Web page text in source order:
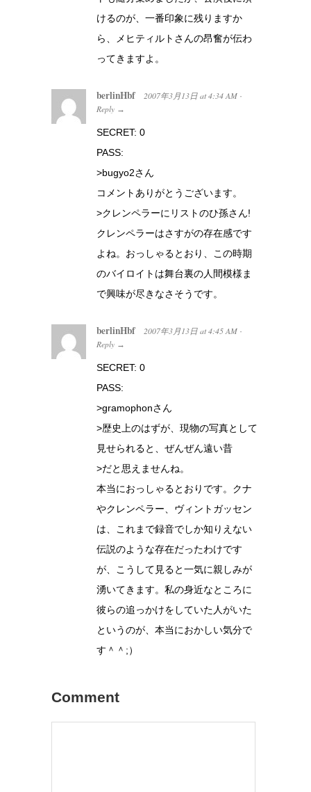
けるのが、一番印象に残りますか
ら、メヒティルトさんの昂奮が伝わ
ってきますよ。
berlinHbf 2007年3月13日 at 4:34 AM ·
Reply →
SECRET: 0
PASS:
>bugyo2さん
コメントありがとうございます。
>クレンペラーにリストのひ孫さん!
クレンペラーはさすがの存在感です
よね。おっしゃるとおり、この時期
のバイロイトは舞台裏の人間模様ま
で興味が尽きなさそうです。
berlinHbf 2007年3月13日 at 4:45 AM ·
Reply →
SECRET: 0
PASS:
>gramophonさん
>歴史上のはずが、現物の写真として
見せられると、ぜんぜん遠い昔
>だと思えませんね。
本当におっしゃるとおりです。クナ
やクレンペラー、ヴィントガッセン
は、これまで録音でしか知りえない
伝説のような存在だったわけです
が、こうして見ると一気に親しみが
湧いてきます。私の身近なところに
彼らの追っかけをしていた人がいた
というのが、本当におかしい気分で
す＾＾;）
Comment